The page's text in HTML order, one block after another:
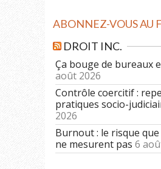
ABONNEZ-VOUS AU
DROIT INC.
Ça bouge de bureaux
août 2026
Contrôle coercitif :
pratiques socio-
2026
Burnout : le risque que
ne mesurent pas 6